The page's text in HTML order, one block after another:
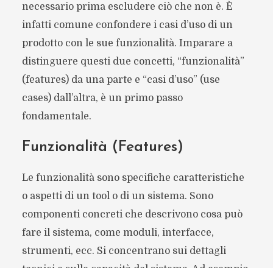
necessario prima escludere ciò che non è. È
infatti comune confondere i casi d’uso di un
prodotto con le sue funzionalità. Imparare a
distinguere questi due concetti, “funzionalità”
(features) da una parte e “casi d’uso” (use
cases) dall’altra, è un primo passo
fondamentale.
Funzionalità (Features)
Le funzionalità sono specifiche caratteristiche
o aspetti di un tool o di un sistema. Sono
componenti concreti che descrivono cosa può
fare il sistema, come moduli, interfacce,
strumenti, ecc. Si concentrano sui dettagli